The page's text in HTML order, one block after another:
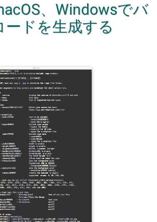
、Windowsでバ
ードを生成する